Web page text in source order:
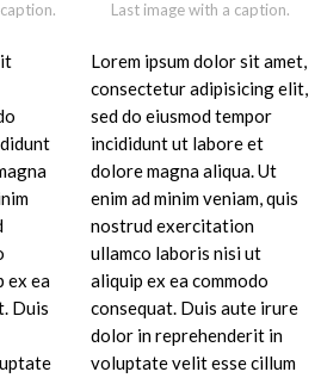
ex ea
Duis
Last image with a caption.
Lorem ipsum dolor sit amet,
consectetur adipisicing elit,
sed do eiusmod tempor
incididunt ut labore et
dolore magna aliqua. Ut
enim ad minim veniam, quis
nostrud exercitation
ullamco laboris nisi ut
aliquip ex ea commodo
consequat. Duis aute irure
dolor in reprehenderit in
voluptate velit esse cillum